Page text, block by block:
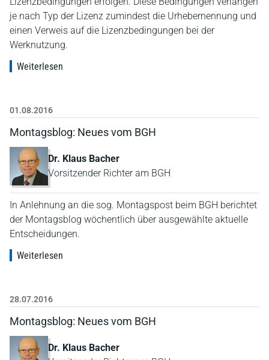
je nach Typ der Lizenz zumindest die Urhebernennung und
einen Verweis auf die Lizenzbedingungen bei der
Werknutzung.
Weiterlesen
01.08.2016
Montagsblog: Neues vom BGH
Dr. Klaus Bacher
Vorsitzender Richter am BGH
In Anlehnung an die sog. Montagspost beim BGH berichtet
der Montagsblog wöchentlich über ausgewählte aktuelle
Entscheidungen.
Weiterlesen
28.07.2016
Montagsblog: Neues vom BGH
Dr. Klaus Bacher